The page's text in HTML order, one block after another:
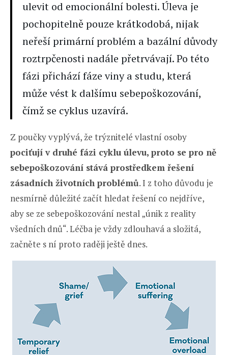
ulevit od emocionální bolesti. Úleva je
pochopitelně pouze krátkodobá, nijak
neřeší primární problém a bazální důvody
roztrpčenosti nadále přetrvávají. Po této
fázi přichází fáze viny a studu, která
může vést k dalšímu sebepoškozování,
čímž se cyklus uzavírá.
Z poučky vyplývá, že trýznitelé vlastní osoby
pociťují v druhé fázi cyklu úlevu, proto se pro ně
sebepoškozování stává prostředkem řešení
zásadních životních problémů. I z toho důvodu je
nesmírně důležité začít hledat řešení co nejdříve,
aby se ze sebepoškozování nestal „únik z reality
všedních dnů“. Léčba je vždy zdlouhavá a složitá,
začněte s ní proto raději ještě dnes.